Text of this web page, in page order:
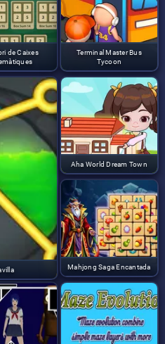
de Caixes
Terminal Master Bus
Tycoon
Aha World Dream Town
Mahjong Saga Encantada